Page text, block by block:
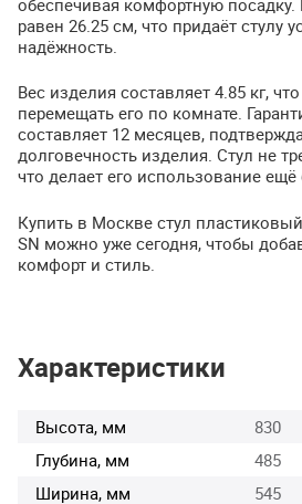
равен 26.25 см, что придаёт стулу
надёжность.
Вес изделия составляет 4.85 кг,
перемещать его по комнате.
составляет 12 месяцев,
долговечность изделия. Стул не
что делает его использование
Купить в Москве стул пластиковый
SN можно уже сегодня, чтобы
комфорт и стиль.
Характеристики
Высота, мм
830
Глубина, мм
485
Ширина, мм
545